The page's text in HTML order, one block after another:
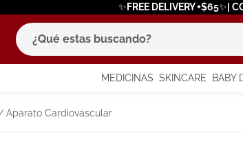
✨FREE DELIVERY +$65✨|
¿Qué estas buscando?
MEDICINAS SKINCARE BABY
Aparato Cardiovascular
términos más buscados
1. eucerin